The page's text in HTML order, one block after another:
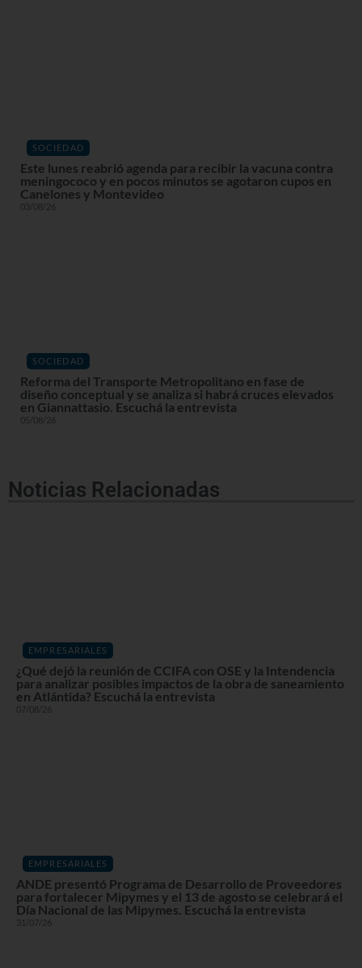
SOCIEDAD
Este lunes reabrió agenda para recibir la vacuna contra
meningococo y en pocos minutos se agotaron cupos en
Canelones y Montevideo
03/08/26
SOCIEDAD
Reforma del Transporte Metropolitano en fase de
diseño conceptual y se analiza si habrá cruces elevados
en Giannattasio. Escuchá la entrevista
05/08/26
Noticias Relacionadas
EMPRESARIALES
¿Qué dejó la reunión de CCIFA con OSE y la Intendencia
para analizar posibles impactos de la obra de saneamiento
en Atlántida? Escuchá la entrevista
07/08/26
EMPRESARIALES
ANDE presentó Programa de Desarrollo de Proveedores
para fortalecer Mipymes y el 13 de agosto se celebrará el
Día Nacional de las Mipymes. Escuchá la entrevista
31/07/26